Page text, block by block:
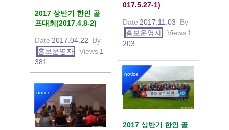
017.5.27-1)
Date 2017.11.03
By
홍보운영자
Views 1
203
2017 상반기 한인 골
프대회(2017.4.8-2)
Date 2017.04.22
By
홍보운영자
Views 1
381
notice
2017 상반기 한인 골
notice